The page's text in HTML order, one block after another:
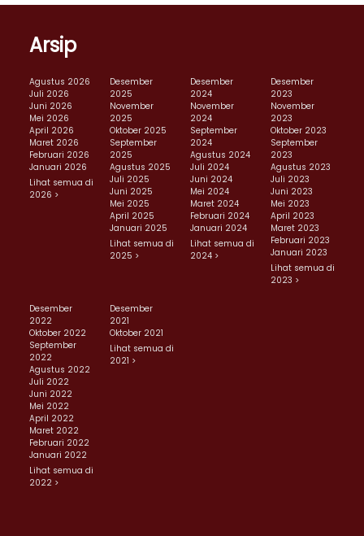
Arsip
Agustus 2026
Juli 2026
Juni 2026
Mei 2026
April 2026
Maret 2026
Februari 2026
Januari 2026
Lihat semua di
2026 >
Desember
2025
November
2025
Oktober 2025
September
2025
Agustus 2025
Juli 2025
Juni 2025
Mei 2025
April 2025
Januari 2025
Lihat semua di
2025 >
Desember
2024
November
2024
September
2024
Agustus 2024
Juli 2024
Juni 2024
Mei 2024
Maret 2024
Februari 2024
Januari 2024
Lihat semua di
2024 >
Desember
2023
November
2023
Oktober 2023
September
2023
Agustus 2023
Juli 2023
Juni 2023
Mei 2023
April 2023
Maret 2023
Februari 2023
Januari 2023
Lihat semua di
2023 >
Desember
2022
Oktober 2022
September
2022
Agustus 2022
Juli 2022
Juni 2022
Mei 2022
April 2022
Maret 2022
Februari 2022
Januari 2022
Lihat semua di
2022 >
Desember
2021
Oktober 2021
Lihat semua di
2021 >